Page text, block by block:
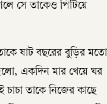
সে তাকেও পিটিয়ে
ষাট বছরের বুড়ির মতো
একদিন মার খেয়ে ঘর
তাকে নিজের কাছে